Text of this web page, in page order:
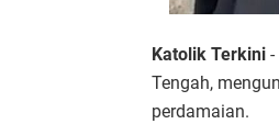
Katolik Terkini
Tengah,
perdamaian.